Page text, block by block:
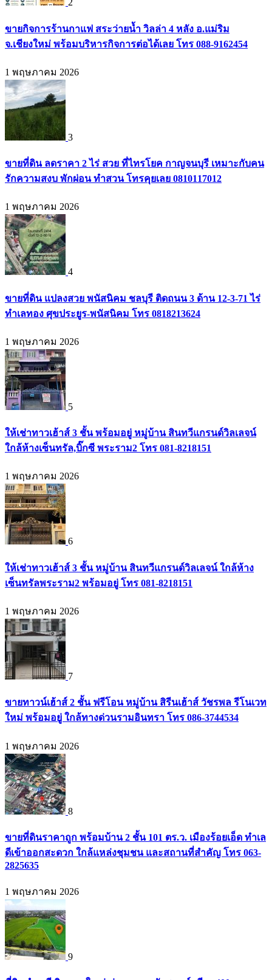
2
ขายกิจการร้านกาแฟ สระว่ายน้ำ วิลล่า 4 หลัง อ.แม่ริม
จ.เชียงใหม่ พร้อมบริหารกิจการต่อได้เลย โทร 088-9162454
1 พฤษภาคม 2026
3
ขายที่ดิน ลดราคา 2 ไร่ สวย ที่ไทรโยค กาญจนบุรี เหมาะกับคน
รักความสงบ พักผ่อน ทำสวน โทรคุยเลย 0810117012
1 พฤษภาคม 2026
4
ขายที่ดิน แปลงสวย พนัสนิคม ชลบุรี ติดถนน 3 ด้าน 12-3-71 ไร่
ทำเลทอง ศุขประยูร-พนัสนิคม โทร 0818213624
1 พฤษภาคม 2026
5
ให้เช่าทาวเฮ้าส์ 3 ชั้น พร้อมอยู่ หมู่บ้าน สินทวีแกรนด์วิลเลจน์
ใกล้ห้างเซ็นทรัล,บิ๊กซี พระราม2 โทร 081-8218151
1 พฤษภาคม 2026
6
ให้เช่าทาวเฮ้าส์ 3 ชั้น หมู่บ้าน สินทวีแกรนด์วิลเลจน์ ใกล้ห้าง
เซ็นทรัลพระราม2 พร้อมอยู่ โทร 081-8218151
1 พฤษภาคม 2026
7
ขายทาวน์เฮ้าส์ 2 ชั้น ฟรีโอน หมู่บ้าน สิรีนเฮ้าส์ วัชรพล รีโนเวท
ใหม่ พร้อมอยู่ ใกล้ทางด่วนรามอินทรา โทร 086-3744534
1 พฤษภาคม 2026
8
ขายที่ดินราคาถูก พร้อมบ้าน 2 ชั้น 101 ตร.ว. เมืองร้อยเอ็ด ทำเล
ดีเข้าออกสะดวก ใกล้แหล่งชุมชน และสถานที่สำคัญ โทร 063-
2825635
1 พฤษภาคม 2026
9